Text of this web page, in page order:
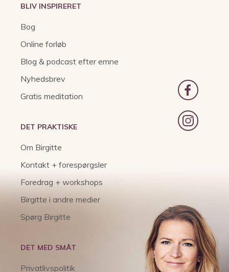
BLIV INSPIRERET
Bog
Online forløb
Blog & podcast efter emne
Nyhedsbrev
Gratis meditation
DET PRAKTISKE
Om Birgitte
Kontakt + forespørgsler
Foredrag + workshops
Birgitte i andre medier
Spørg Birgitte
DET MED SMÅT
Privatlivspolitik